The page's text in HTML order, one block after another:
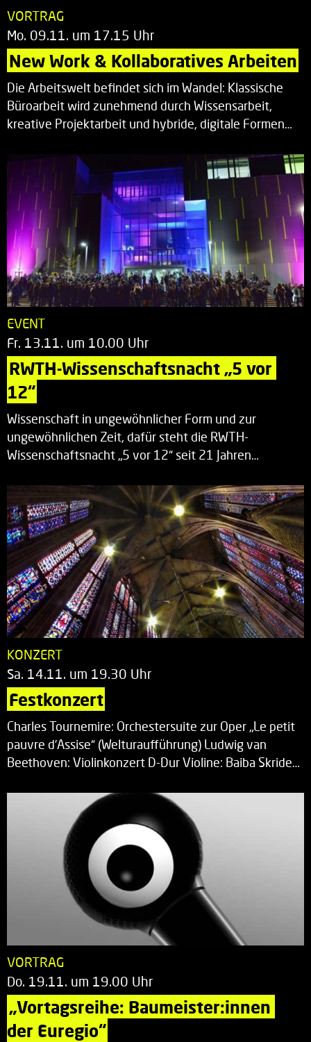
VORTRAG
Mo. 09.11. um 17.15 Uhr
New Work & Kollaboratives Arbeiten
Die Arbeitswelt befindet sich im Wandel: Klassische
Büroarbeit wird zunehmend durch Wissensarbeit,
kreative Projektarbeit und hybride, digitale Formen…
EVENT
Fr. 13.11. um 10.00 Uhr
RWTH-Wissenschaftsnacht „5 vor
12“
Wissenschaft in ungewöhnlicher Form und zur
ungewöhnlichen Zeit, dafür steht die RWTH-
Wissenschaftsnacht „5 vor 12“ seit 21 Jahren…
KONZERT
Sa. 14.11. um 19.30 Uhr
Festkonzert
Charles Tournemire: Orchestersuite zur Oper „Le petit
pauvre d’Assise“ (Welturaufführung) Ludwig van
Beethoven: Violinkonzert D-Dur Violine: Baiba Skride…
VORTRAG
Do. 19.11. um 19.00 Uhr
„Vortagsreihe: Baumeister:innen
der Euregio“